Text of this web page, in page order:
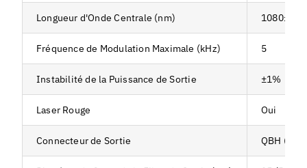
Longueur d'Onde Centrale (nm) 1080±5
Fréquence de Modulation Maximale (kHz) 5
Instabilité de la Puissance de Sortie ±1%
Laser Rouge Oui
Connecteur de Sortie QBH